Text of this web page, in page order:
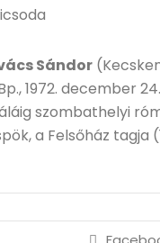
Sándor
1972. december
szombathelyi
a Felsőház tagja